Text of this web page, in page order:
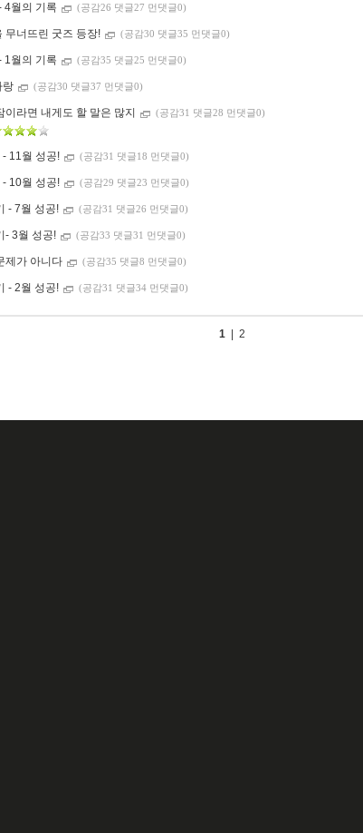
4월의 기록 (공감26 댓글27 먼댓글0)
무너뜨린 굿즈 등장! (공감30 댓글35 먼댓글0)
1월의 기록 (공감35 댓글25 먼댓글0)
랑 (공감30 댓글37 먼댓글0)
이라면 내게도 할 말은 많지 (공감31 댓글28 먼댓글0)
11월 성공! (공감31 댓글18 먼댓글0)
10월 성공! (공감29 댓글23 먼댓글0)
- 7월 성공! (공감31 댓글26 먼댓글0)
- 3월 성공! (공감33 댓글31 먼댓글0)
제가 아니다 (공감35 댓글8 먼댓글0)
- 2월 성공! (공감31 댓글34 먼댓글0)
1| 2